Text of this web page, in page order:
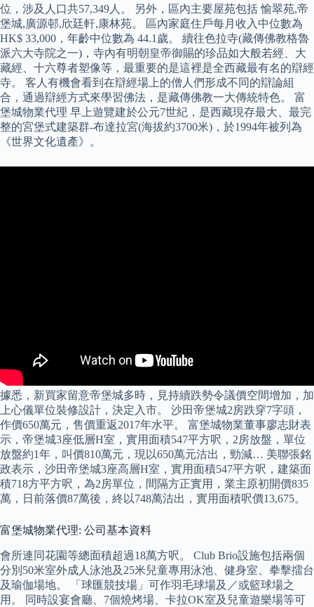
位，涉及人口共57,349人。 另外，區內主要屋苑包括 愉翠苑,帝
堡城,廣源邨,欣廷軒,康林苑。 區內家庭住戶每月收入中位數為
HK$ 33,000，年齡中位數為 44.1歲。 續往色拉寺(藏傳佛教格魯
派六大寺院之一)，寺內有明朝皇帝御賜的珍品如大般若經、大
藏經、十六尊者塑像等，最重要的是這裡是全西藏最有名的辯經
寺。 客人有機會看到在辯經場上的僧人們形成不同的辯論組
合，通過辯經方式來學習佛法，是藏傳佛教一大傳統特色。 富
堡城物業代理 早上遊覽建於公元7世紀，是西藏現存最大、最完
整的宮堡式建築群-布達拉宮(海拔約3700米)，於1994年被列為
《世界文化遺產》。
據悉，新買家留意帝堡城多時，見持續跌勢令議價空間增加，加
上心儀單位裝修設計，決定入市。 沙田帝堡城2房跌穿7字頭，
作價650萬元，售價重返2017年水平。 富堡城物業董事廖志財表
示，帝堡城3座低層H室，實用面積547平方呎，2房放盤，單位
放盤約1年，叫價810萬元，現以650萬元沽出，勁減… 美聯張銘
政表示，沙田帝堡城3座高層H室，實用面積547平方呎，建築面
積718方平方呎，為2房單位，間隔方正實用，業主原初開價835
萬，日前落價87萬後，終以748萬沽出，實用面積呎價13,675。
富堡城物業代理: 公司基本資料
會所連同花園等總面積超過18萬方呎。 Club Brio設施包括兩個
分別50米室外成人泳池及25米兒童專用泳池、健身室、拳擊擂台
及瑜伽場地。 「球匯競技場」可作羽毛球場及／或籃球場之
用。 同時設宴會廳、7個燒烤場、卡拉OK室及兒童遊樂場等可